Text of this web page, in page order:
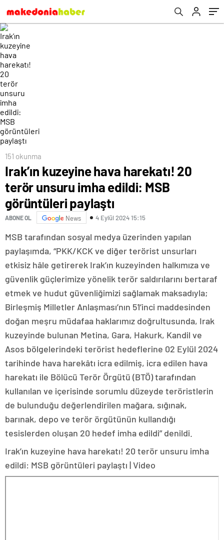
151 okunma
Irak’ın kuzeyine hava harekatı! 20
terör unsuru imha edildi: MSB
görüntüleri paylaştı
ABONE OL News 4 Eylül 2024 15:15
MSB tarafından sosyal medya üzerinden yapılan
paylaşımda, “PKK/KCK ve diğer terörist unsurları
etkisiz hâle getirerek Irak’ın kuzeyinden halkımıza ve
güvenlik güçlerimize yönelik terör saldırılarını bertaraf
etmek ve hudut güvenliğimizi sağlamak maksadıyla;
Birleşmiş Milletler Anlaşması’nın 51’inci maddesinden
doğan meşru müdafaa haklarımız doğrultusunda, Irak
kuzeyinde bulunan Metina, Gara, Hakurk, Kandil ve
Asos bölgelerindeki terörist hedeflerine 02 Eylül 2024
tarihinde hava harekâtı icra edilmiş, icra edilen hava
harekatı ile Bölücü Terör Örgütü (BTÖ) tarafından
kullanılan ve içerisinde sorumlu düzeyde teröristlerin
de bulunduğu değerlendirilen mağara, sığınak,
barınak, depo ve terör örgütünün kullandığı
tesislerden oluşan 20 hedef imha edildi” denildi.
Irak’ın kuzeyine hava harekatı! 20 terör unsuru imha
edildi: MSB görüntüleri paylaştı | Video